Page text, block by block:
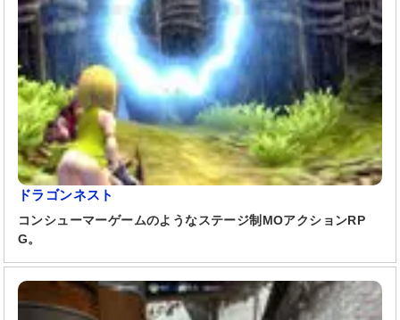
ドラゴンネスト
コンシューマーゲームのようなステージ制MOアクションRP
G。